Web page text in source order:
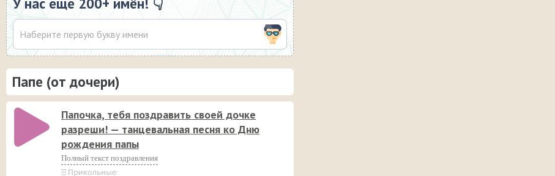
Папе (от дочери)
Папочка, тебя поздравить своей дочке
разреши! — танцевальная песня ко Дню
рождения папы
Полный текст поздравления